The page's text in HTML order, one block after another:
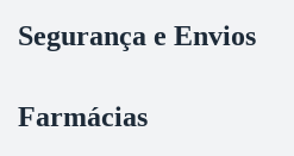
Segurança e Envios
Farmácias